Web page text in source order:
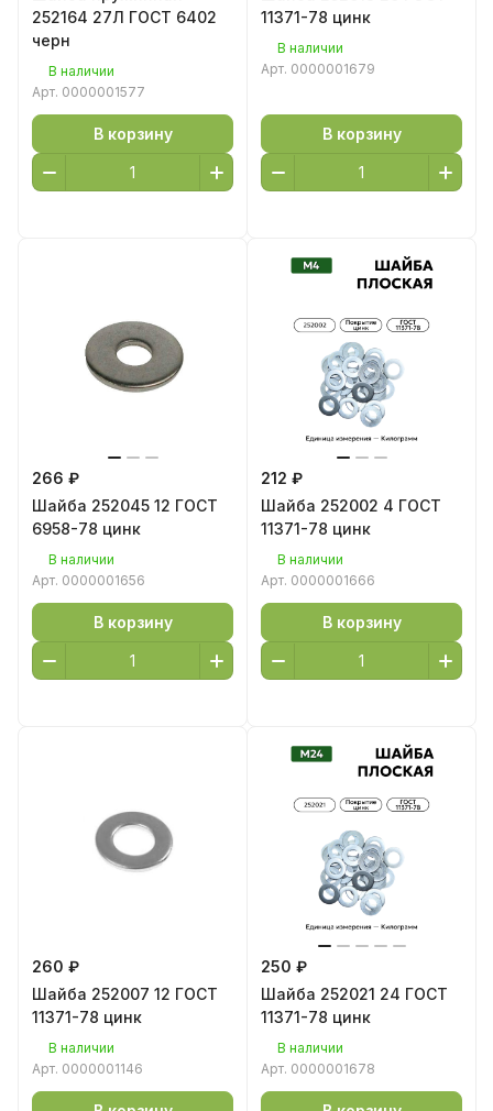
252164 27Л ГОСТ 6402
черн
В наличии
Арт. 0000001577
В корзину
11371-78 цинк
В наличии
Арт. 0000001679
В корзину
266 ₽
Шайба 252045 12 ГОСТ
6958-78 цинк
В наличии
Арт. 0000001656
В корзину
212 ₽
Шайба 252002 4 ГОСТ
11371-78 цинк
В наличии
Арт. 0000001666
В корзину
260 ₽
Шайба 252007 12 ГОСТ
11371-78 цинк
В наличии
Арт. 0000001146
250 ₽
Шайба 252021 24 ГОСТ
11371-78 цинк
В наличии
Арт. 0000001678